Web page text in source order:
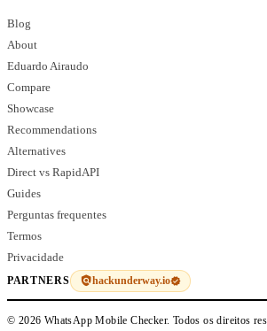
Blog
About
Eduardo Airaudo
Compare
Showcase
Recommendations
Alternatives
Direct vs RapidAPI
Guides
Perguntas frequentes
Termos
Privacidade
PARTNERS hackunderway.io
© 2026 WhatsApp Mobile Checker. Todos os direitos